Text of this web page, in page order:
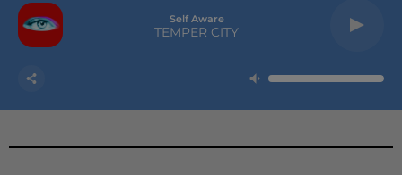
Self Aware
TEMPER CITY